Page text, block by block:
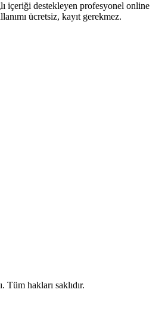
içeriği destekleyen profesyonel online
ücretsiz, kayıt gerekmez.
hakları saklıdır.